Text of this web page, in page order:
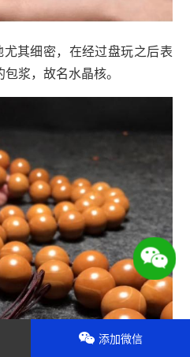
其细密，在经过盘玩之后表
浆，故名水晶核。
添加微信